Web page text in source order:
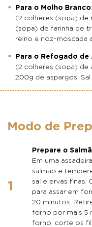
Para o Molho Branco:
(2 colheres (sopa) de
(sopa) de farinha de
reino e noz-moscada
Para o Refogado de
(2 colheres (sopa) de
200g de aspargos,
Modo de
Prepare o
Em uma
salmão e
sal e ervas finas.
para assar em
20 minutos.
forno por mais 5
forno, corte os